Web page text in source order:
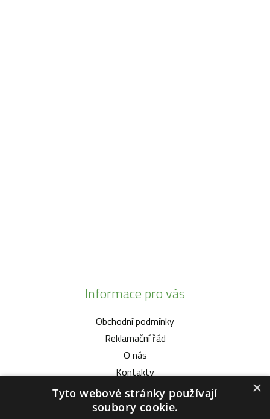
Informace pro vás
Obchodní podmínky
Reklamační řád
O nás
Kontakty
Vybíráme pro vás
×
Tyto webové stránky používají
soubory cookie.